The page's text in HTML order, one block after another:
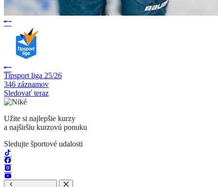
Tipsport liga 25/26
346 záznamov
Sledovať teraz
Užite si najlepšie kurzy
a najširšiu kurzovú ponuku
Sledujte športové udalosti